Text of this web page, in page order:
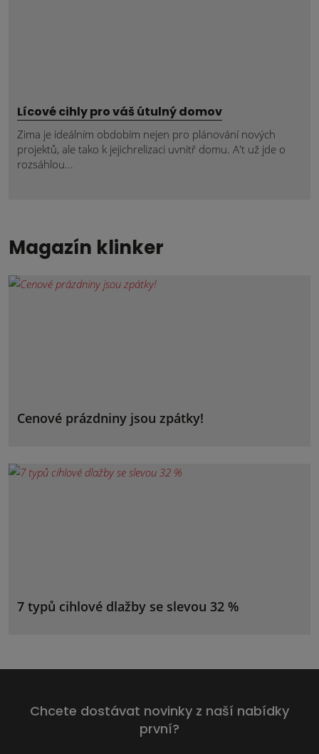
Lícové cihly pro váš útulný domov
Zima je ideálním obdobím nejen pro plánování nových
projektů, ale tako k jejichrelizaci uvnitř domu. A't už jde o
rozsáhlou...
Magazín klinker
Cenové prázdniny jsou zpátky!
7 typů cihlové dlažby se slevou 32 %
Chcete dostávat novinky z naší nabídky
první?